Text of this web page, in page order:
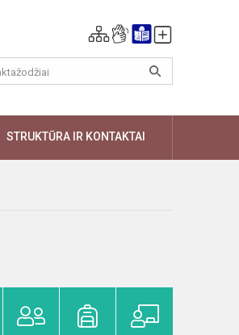
STRUKTŪRA IR KONTAKTAI